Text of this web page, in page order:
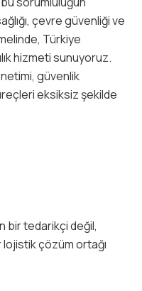
çevre güvenliği ve
Türkiye
hizmeti sunuyoruz.
güvenlik
eksiksiz şekilde
bir tedarikçi değil,
çözüm ortağı